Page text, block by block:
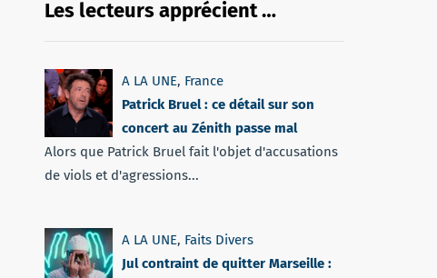
Les lecteurs apprécient …
A LA UNE, France
Patrick Bruel : ce détail sur son
concert au Zénith passe mal
Alors que Patrick Bruel fait l'objet d'accusations
de viols et d'agressions...
A LA UNE, Faits Divers
Jul contraint de quitter Marseille :